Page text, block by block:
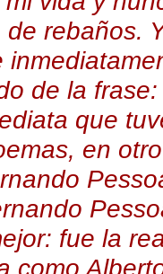
rebaños.
de la
que
en
fue la
como